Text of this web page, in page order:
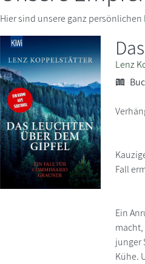
Hier sind unsere ganz persönlichen
Lenz
Fall
Ein
junger
Kühe.